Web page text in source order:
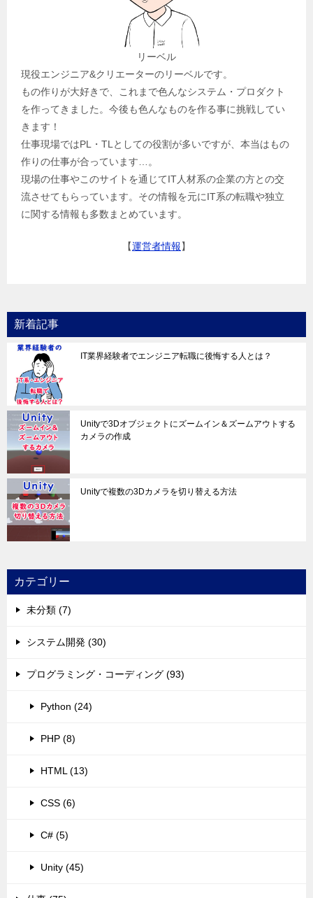
リーベル
現役エンジニア&クリエーターのリーベルです。
もの作りが大好きで、これまで色んなシステム・プロダクト
を作ってきました。今後も色んなものを作る事に挑戦してい
きます！
仕事現場ではPL・TLとしての役割が多いですが、本当はもの
作りの仕事が合っています…。
現場の仕事やこのサイトを通じてIT人材系の企業の方との交
流させてもらっています。その情報を元にIT系の転職や独立
に関する情報も多数まとめています。
【運営者情報】
新着記事
IT業界経験者でエンジニア転職に後悔する人とは？
Unityで3Dオブジェクトにズームイン＆ズームアウトする
カメラの作成
Unityで複数の3Dカメラを切り替える方法
カテゴリー
未分類 (7)
システム開発 (30)
プログラミング・コーディング (93)
Python (24)
PHP (8)
HTML (13)
CSS (6)
C# (5)
Unity (45)